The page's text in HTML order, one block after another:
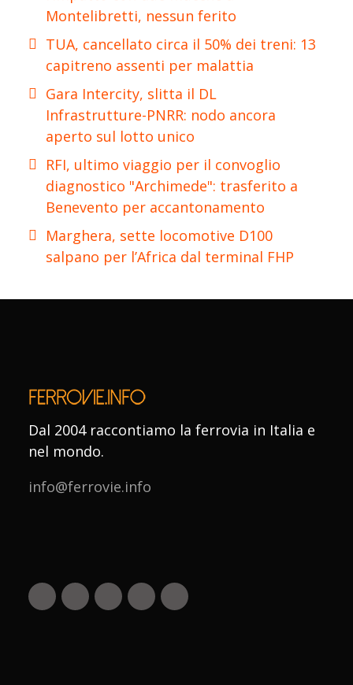
Montelibretti, nessun ferito
TUA, cancellato circa il 50% dei treni: 13
capitreno assenti per malattia
Gara Intercity, slitta il DL
Infrastrutture-PNRR: nodo ancora
aperto sul lotto unico
RFI, ultimo viaggio per il convoglio
diagnostico "Archimede": trasferito a
Benevento per accantonamento
Marghera, sette locomotive D100
salpano per l’Africa dal terminal FHP
Dal 2004 raccontiamo la ferrovia in Italia e
nel mondo.
info@ferrovie.info